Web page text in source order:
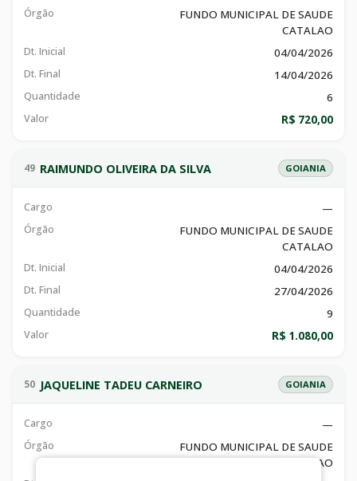
Órgão
FUNDO MUNICIPAL DE SAUDE
CATALAO
Dt. Inicial 04/04/2026
Dt. Final 14/04/2026
Quantidade 6
Valor R$ 720,00
49 RAIMUNDO OLIVEIRA DA SILVA GOIANIA
Cargo —
Órgão
FUNDO MUNICIPAL DE SAUDE
CATALAO
Dt. Inicial 04/04/2026
Dt. Final 27/04/2026
Quantidade 9
Valor R$ 1.080,00
50 JAQUELINE TADEU CARNEIRO GOIANIA
Cargo —
Órgão
FUNDO MUNICIPAL DE SAUDE
CATALAO